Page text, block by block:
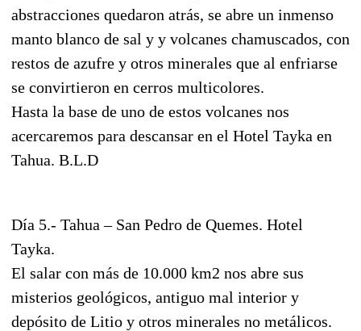
abstracciones quedaron atrás, se abre un inmenso
manto blanco de sal y y volcanes chamuscados, con
restos de azufre y otros minerales que al enfriarse
se convirtieron en cerros multicolores.
Hasta la base de uno de estos volcanes nos
acercaremos para descansar en el Hotel Tayka en
Tahua. B.L.D
Día 5.- Tahua – San Pedro de Quemes. Hotel
Tayka.
El salar con más de 10.000 km2 nos abre sus
misterios geológicos, antiguo mal interior y
depósito de Litio y otros minerales no metálicos.